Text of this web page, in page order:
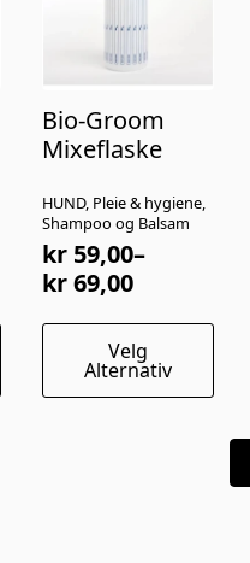
HUND, Pleie & hygiene,
Shampoo og Balsam
Bio-Groom
Mixeflaske
kr59,00–
kr69,00
Prisområde:
kr 69,00
Velg
Alternativ
Dette
produktet
har